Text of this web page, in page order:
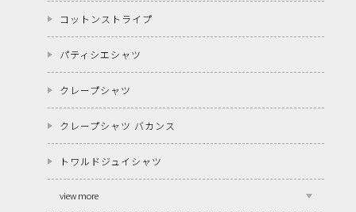
コットンストライプ
パティシエシャツ
クレープシャツ
クレープシャツ バカンス
トワルドジュイシャツ
view more